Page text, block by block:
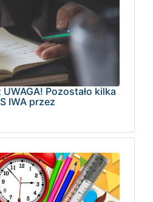
UWAGA! Pozostało kilka
IWA przez